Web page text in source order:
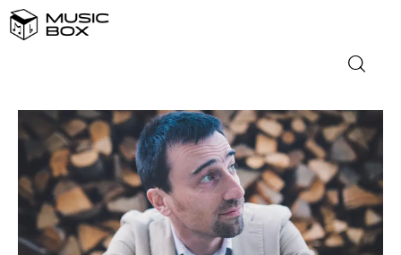
NASLOVNICA
DOMAĆA GLAZBA
STRANA GLAZBA